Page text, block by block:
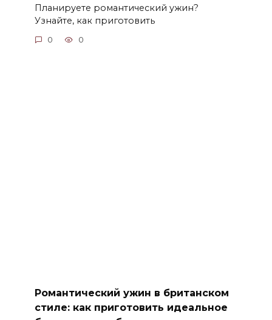
Планируете романтический ужин?
Узнайте, как приготовить
0 0
Романтический ужин в британском
стиле: как приготовить идеальное